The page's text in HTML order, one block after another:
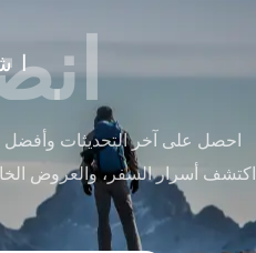
احصل على آخر التحديثات وأفضل
اكتشف أسرار السفر، والعروض